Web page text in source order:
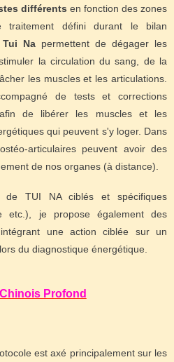
différents en fonction des zones
défini durant le bilan
Tui Na permettent de dégager les
la circulation du sang, de la
les muscles et les articulations.
de tests et corrections
de libérer les muscles et les
qui peuvent s'y loger. Dans
articulaires peuvent avoir des
de nos organes (à distance).
TUI NA ciblés et spécifiques
etc.), je propose également des
une action ciblée sur un
du diagnostique énergétique.
Profond
est axé principalement sur les